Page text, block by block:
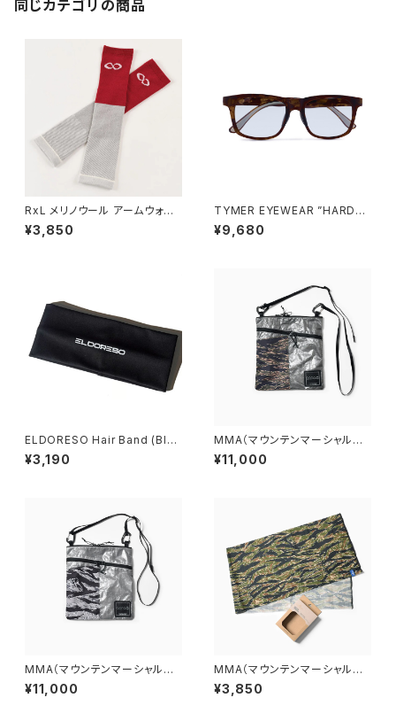
同じカテゴリの商品
RxL メリノウール アームウォー
マー(ユニセックス) レッド×アイ
ボリー
¥3,850
TYMER EYEWEAR ”HARDY"
TORTOISE/PHOTOCHROM
IC GREY（TY102-MTT-PG
¥9,680
ELDORESO Hair Band (Blac
k)
¥3,190
MMA（マウンテンマーシャルア
ーツ） DFC Sacoche "EDDI
E" (Tiger Camo)
¥11,000
MMA（マウンテンマーシャルア
ーツ） DFC Sacoche "EDDI
E" (Grayish)
¥11,000
MMA（マウンテンマーシャルア
ーツ）×CHAORAS® Sports T
enugui (Tiger Camo)
¥3,850